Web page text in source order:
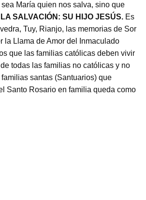
María quien nos salva, sino que
SALVACIÓN: SU HIJO JESÚS.Es
Tuy, Rianjo, las memorias de Sor
la Llama de Amor del Inmaculado
que las familias católicas deben vivir
todas las familias no católicas y no
santas (Santuarios) que
Santo Rosario en familia queda como